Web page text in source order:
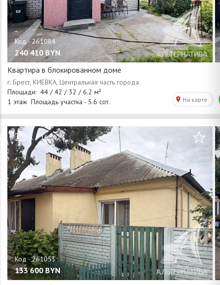
240 410 BYN
Квартира в блокированном доме
1/16
133 600 BYN